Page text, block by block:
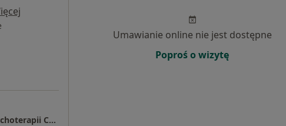
Dr Anna Maria Grabinska Centrum Psychoterapii CALM
Umawianie online nie jest dostępne
Poproś o wizytę